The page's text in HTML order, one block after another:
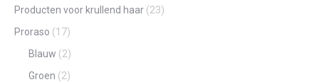
Producten voor krullend haar (23)
Proraso (17)
Blauw (2)
Groen (2)